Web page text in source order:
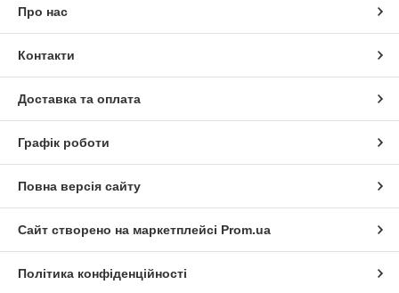
Про нас
Контакти
Доставка та оплата
Графік роботи
Повна версія сайту
Сайт створено на маркетплейсі Prom.ua
Політика конфіденційності